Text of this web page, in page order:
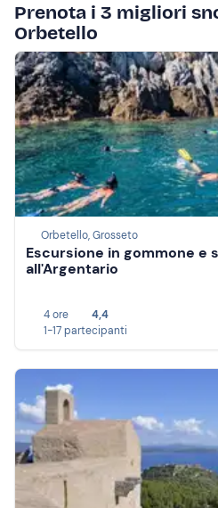
Prenota i 3 migliori
Orbetello
Orbetello, Grosseto
Escursione in gommone e
all'Argentario
4 ore
4,4
1-17 partecipanti